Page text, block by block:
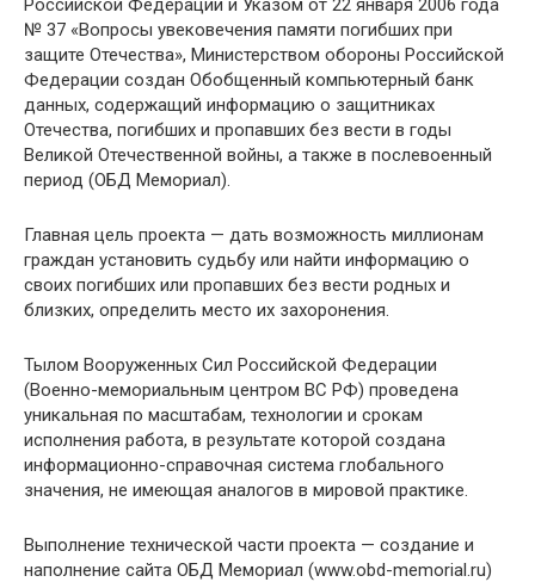
Российской Федерации и Указом от 22 января 2006 года
№ 37 «Вопросы увековечения памяти погибших при
защите Отечества», Министерством обороны Российской
Федерации создан Обобщенный компьютерный банк
данных, содержащий информацию о защитниках
Отечества, погибших и пропавших без вести в годы
Великой Отечественной войны, а также в послевоенный
период (ОБД Мемориал).
Главная цель проекта — дать возможность миллионам
граждан установить судьбу или найти информацию о
своих погибших или пропавших без вести родных и
близких, определить место их захоронения.
Тылом Вооруженных Сил Российской Федерации
(Военно-мемориальным центром ВС РФ) проведена
уникальная по масштабам, технологии и срокам
исполнения работа, в результате которой создана
информационно-справочная система глобального
значения, не имеющая аналогов в мировой практике.
Выполнение технической части проекта — создание и
наполнение сайта ОБД Мемориал (www.obd-memorial.ru)